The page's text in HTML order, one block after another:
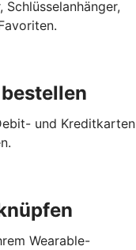
Schlüsselanhänger,
und Kreditkarten
Wearable-